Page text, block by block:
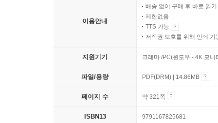
이용안내
배송 없이 구매 후 바로 읽기
제한없음
TTS 가능
저작권 보호를 위해 인쇄 기
지원기기 크레마 /PC(윈도우 - 4K 모
파일/용량 PDF(DRM) | 14.86MB
페이지 수 약 321쪽
ISBN13 9791167825681